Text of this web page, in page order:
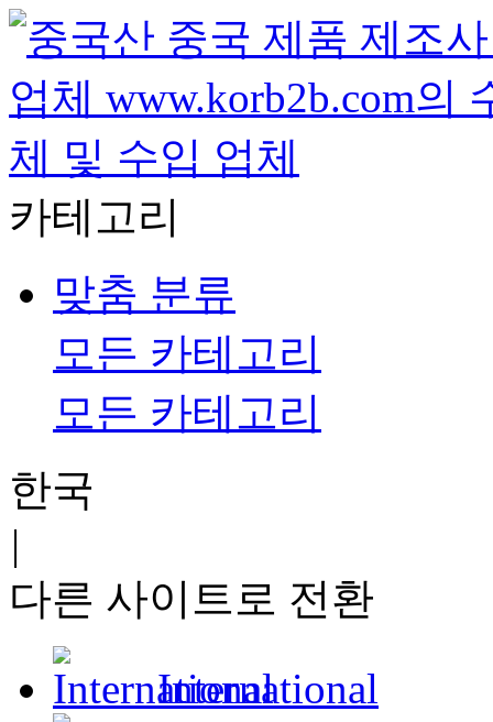
카테고리
맞춤 분류
모든 카테고리
모든 카테고리
한국
|
다른 사이트로 전환
International